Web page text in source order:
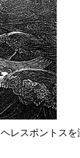
レスポントスを